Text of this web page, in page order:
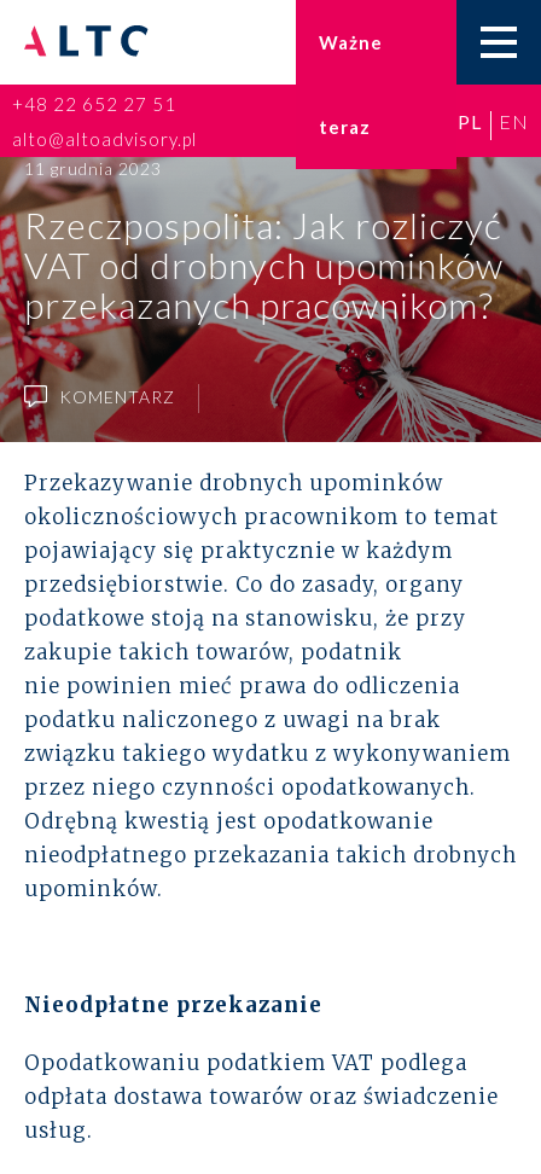
Ważne
teraz
Doradztwo podatkowe
Księgowość
Kadry i płace
ESG
Prawo karne dla biznesu
Rozwiązania
Zespół
Dołącz do nas
Dlaczego ALTO
Case studies
+48 22 652 27 51
alto@altoadvisory.pl
PL EN
11 grudnia 2023
Rzeczpospolita: Jak rozliczyć
VAT od drobnych upominków
przekazanych pracownikom?
KOMENTARZ
Przekazywanie drobnych upominków
okolicznościowych pracownikom to temat
pojawiający się praktycznie w każdym
przedsiębiorstwie. Co do zasady, organy
podatkowe stoją na stanowisku, że przy
zakupie takich towarów, podatnik
nie powinien mieć prawa do odliczenia
podatku naliczonego z uwagi na brak
związku takiego wydatku z wykonywaniem
przez niego czynności opodatkowanych.
Odrębną kwestią jest opodatkowanie
nieodpłatnego przekazania takich drobnych
upominków.
Nieodpłatne przekazanie
Opodatkowaniu podatkiem VAT podlega
odpłata dostawa towarów oraz świadczenie
usług.